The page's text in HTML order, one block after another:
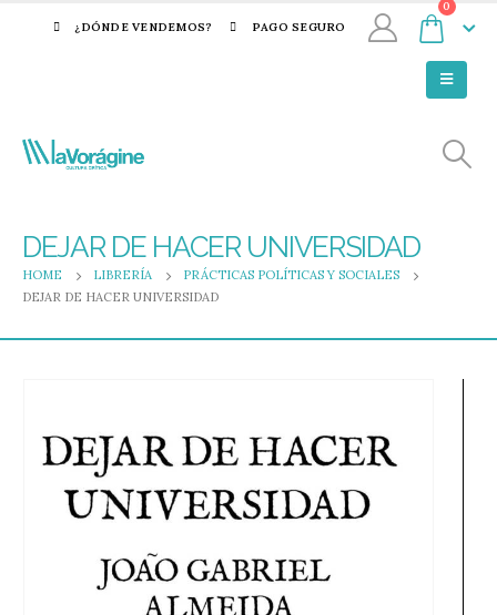
¿DÓNDE VENDEMOS? PAGO SEGURO
0
DEJAR DE HACER UNIVERSIDAD
HOME LIBRERÍA
PRÁCTICAS POLÍTICAS Y SOCIALES
DEJAR DE HACER UNIVERSIDAD